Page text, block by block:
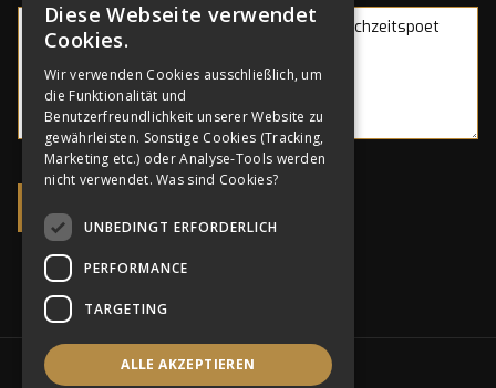
SOCIAL MEDIA
GERMAN
Diese Webseite verwendet
Cookies.
Wir verwenden Cookies ausschließlich, um
die Funktionalität und
Benutzerfreundlichkeit unserer Website zu
gewährleisten. Sonstige Cookies (Tracking,
Marketing etc.) oder Analyse-Tools werden
nicht verwendet.Was sind Cookies?
UNBEDINGT ERFORDERLICH
PERFORMANCE
TARGETING
ALLE AKZEPTIEREN